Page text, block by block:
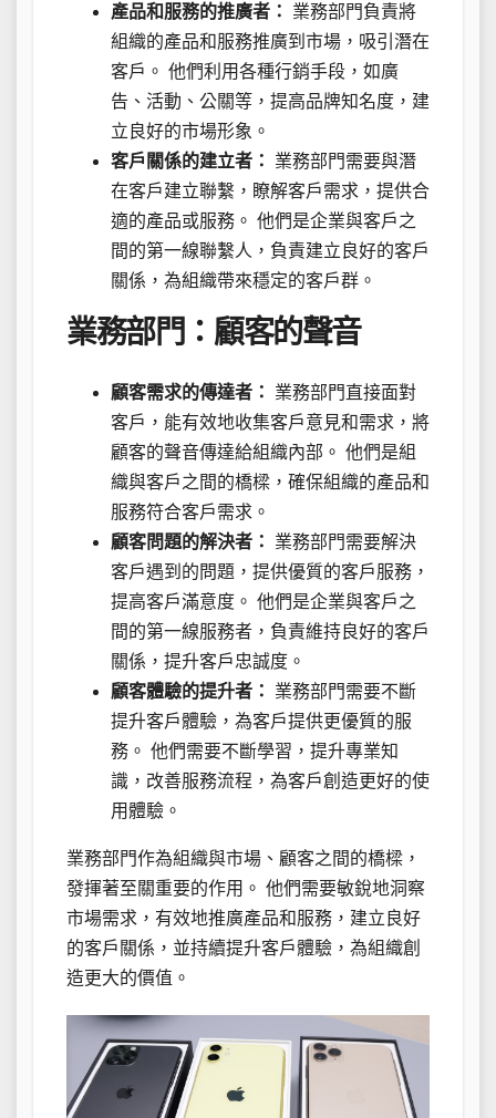
產品和服務的推廣者：
業務部門負責將
組織的產品和服務推廣到市場，吸引潛在
客戶。 他們利用各種行銷手段，如廣
告、活動、公關等，提高品牌知名度，建
立良好的市場形象。
客戶關係的建立者：
業務部門需要與潛
在客戶建立聯繫，瞭解客戶需求，提供合
適的產品或服務。 他們是企業與客戶之
間的第一線聯繫人，負責建立良好的客戶
關係，為組織帶來穩定的客戶群。
業務部門：顧客的聲音
顧客需求的傳達者：
業務部門直接面對
客戶，能有效地收集客戶意見和需求，將
顧客的聲音傳達給組織內部。 他們是組
織與客戶之間的橋樑，確保組織的產品和
服務符合客戶需求。
顧客問題的解決者：
業務部門需要解決
客戶遇到的問題，提供優質的客戶服務，
提高客戶滿意度。 他們是企業與客戶之
間的第一線服務者，負責維持良好的客戶
關係，提升客戶忠誠度。
顧客體驗的提升者：
業務部門需要不斷
提升客戶體驗，為客戶提供更優質的服
務。 他們需要不斷學習，提升專業知
識，改善服務流程，為客戶創造更好的使
用體驗。
業務部門作為組織與市場、顧客之間的橋樑，
發揮著至關重要的作用。 他們需要敏銳地洞察
市場需求，有效地推廣產品和服務，建立良好
的客戶關係，並持續提升客戶體驗，為組織創
造更大的價值。